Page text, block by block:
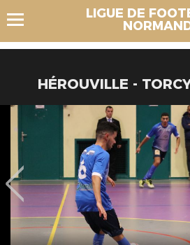
LIGUE DE
HÉROUVILLE -